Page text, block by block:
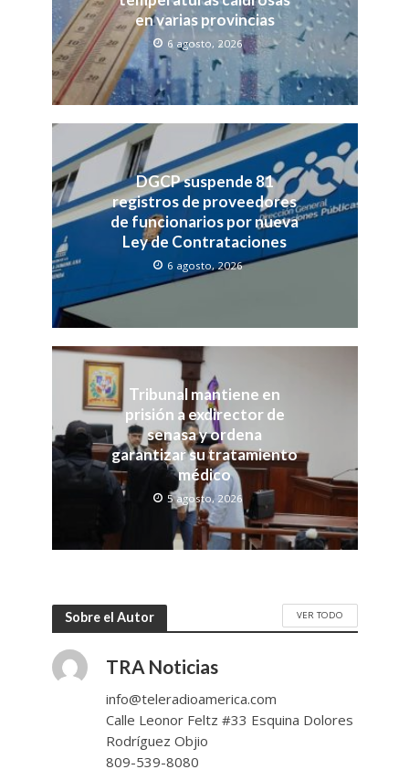
en varias provincias
6 agosto, 2026
DGCP suspende 81
registros de proveedores
de funcionarios por nueva
Ley de Contrataciones
6 agosto, 2026
Tribunal mantiene en
prisión a exdirector de
senasa y ordena
garantizar su tratamiento
médico
5 agosto, 2026
Sobre el Autor VER TODO
TRA Noticias
info@teleradioamerica.com
Calle Leonor Feltz #33 Esquina Dolores
Rodríguez Objio
809-539-8080